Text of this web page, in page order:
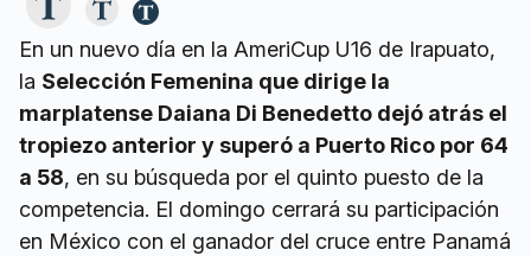
En un nuevo día en la AmeriCup U16 de Irapuato,
la Selección Femenina que dirige la
marplatense Daiana Di Benedetto dejó atrás el
tropiezo anterior y superó a Puerto Rico por 64
a 58, en su búsqueda por el quinto puesto de la
competencia. El domingo cerrará su participación
en México con el ganador del cruce entre Panamá